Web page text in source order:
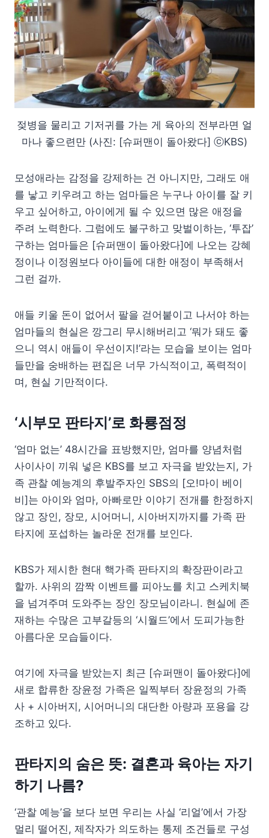
젖병을 물리고 기저귀를 가는 게 육아의 전부라면 얼
마나 좋으련만 (사진: [슈퍼맨이 돌아왔다] ⓒKBS)
모성애라는 감정을 강제하는 건 아니지만, 그래도 애
를 낳고 키우려고 하는 엄마들은 누구나 아이를 잘 키
우고 싶어하고, 아이에게 될 수 있으면 많은 애정을
주려 노력한다. 그럼에도 불구하고 맞벌이하는, ‘투잡’
구하는 엄마들은 [슈퍼맨이 돌아왔다]에 나오는 강혜
정이나 이정원보다 아이들에 대한 애정이 부족해서
그런 걸까.
애들 키울 돈이 없어서 팔을 걷어붙이고 나서야 하는
엄마들의 현실은 깡그리 무시해버리고 ‘뭐가 돼도 좋
으니 역시 애들이 우선이지!’라는 모습을 보이는 엄마
들만을 숭배하는 편집은 너무 가식적이고, 폭력적이
며, 현실 기만적이다.
‘시부모 판타지’로 화룡점정
‘엄마 없는’ 48시간을 표방했지만, 엄마를 양념처럼
사이사이 끼워 넣은 KBS를 보고 자극을 받았는지, 가
족 관찰 예능계의 후발주자인 SBS의 [오!마이 베이
비]는 아이와 엄마, 아빠로만 이야기 전개를 한정하지
않고 장인, 장모, 시어머니, 시아버지까지를 가족 판
타지에 포섭하는 놀라운 전개를 보인다.
KBS가 제시한 현대 핵가족 판타지의 확장판이라고
할까. 사위의 깜짝 이벤트를 피아노를 치고 스케치북
을 넘겨주며 도와주는 장인 장모님이라니. 현실에 존
재하는 수많은 고부갈등의 ‘시월드’에서 도피가능한
아름다운 모습들이다.
여기에 자극을 받았는지 최근 [슈퍼맨이 돌아왔다]에
새로 합류한 장윤정 가족은 일찍부터 장윤정의 가족
사 + 시아버지, 시어머니의 대단한 아량과 포용을 강
조하고 있다.
판타지의 숨은 뜻: 결혼과 육아는 자기
하기 나름?
‘관찰 예능’을 보다 보면 우리는 사실 ‘리얼’에서 가장
멀리 떨어진, 제작자가 의도하는 통제 조건들로 구성